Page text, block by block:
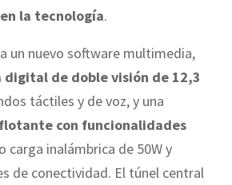
la tecnología.
un nuevo software multimedia,
de doble visión de 12,3
táctiles y de voz, y una
con funcionalidades
carga inalámbrica de 50W y
de conectividad. El túnel central